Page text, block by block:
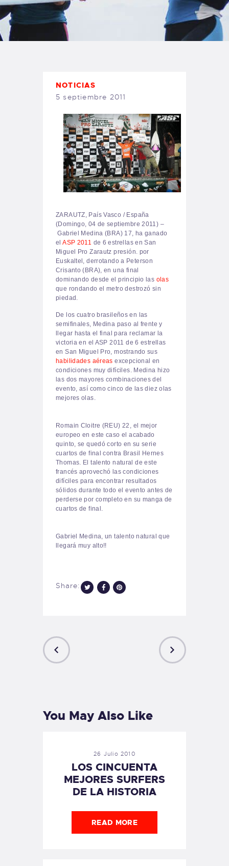
TIENDA FAMILY SURFERS
WEBCAM SALINAS
PEDIDOS
NOTICIAS
5 septiembre 2011
ZARAUTZ, País Vasco / España
(Domingo, 04 de septiembre 2011) –
Gabriel Medina (BRA) 17, ha ganado
elASP 2011 de 6 estrellas en San
Miguel Pro Zarautz presión. por
Euskaltel, derrotando a Peterson
Crisanto (BRA), en una final
dominando desde el principio las olas
que rondando el metro destrozó sin
piedad.
De los cuatro brasileños en las
semifinales, Medina paso al frente y
llegar hasta el final para reclamar la
victoria en el ASP 2011 de 6 estrellas
en San Miguel Pro , mostrando sus
habilidades aéreas excepcional en
condiciones muy difíciles. Medina hizo
las dos mayores combinaciones del
evento, así como cinco de las diez olas
mejores olas.
Romain Cloitre (REU) 22, el mejor
europeo en este caso el acabado
quinto, se quedó corto en su serie
cuartos de final contra Brasil Hernes
Thomas. El talento natural de este
francés aprovechó las condiciones
difíciles para encontrar resultados
sólidos durante todo el evento antes de
perderse por completo en su manga de
cuartos de final.
Gabriel Medina, un talento natural que
llegará muy alto!!
Share:
You May Also Like
26 Julio 2010
LOS CINCUENTA
MEJORES SURFERS
DE LA HISTORIA
READ MORE